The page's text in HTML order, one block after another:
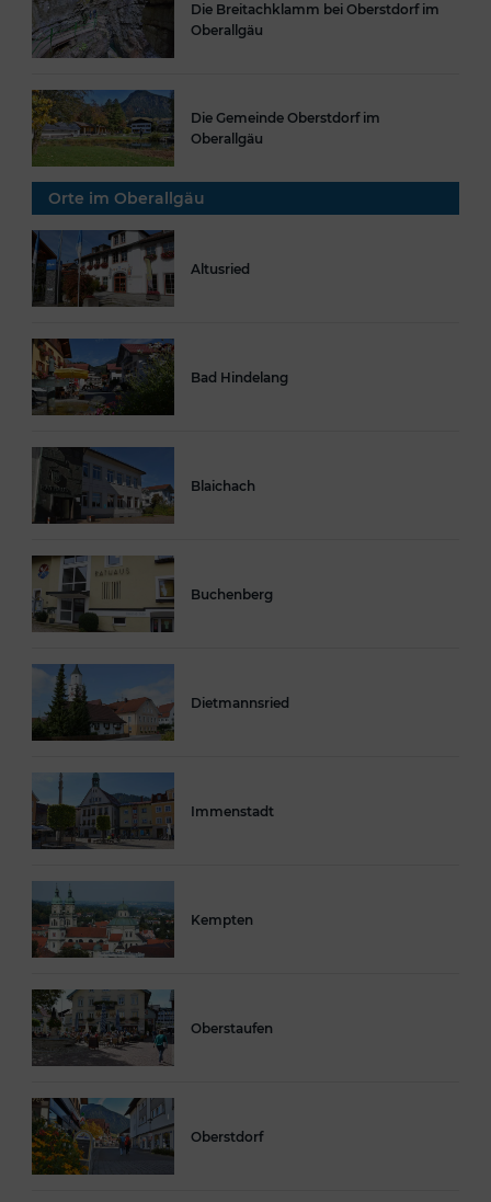
Die Breitachklamm bei Oberstdorf im
Oberallgäu
Die Gemeinde Oberstdorf im
Oberallgäu
Orte im Oberallgäu
Altusried
Bad Hindelang
Blaichach
Buchenberg
Dietmannsried
Immenstadt
Kempten
Oberstaufen
Oberstdorf